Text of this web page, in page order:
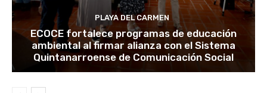
PLAYA DEL CARMEN
ECOCE fortalece programas de educación
ambiental al firmar alianza con el Sistema
Quintanarroense de Comunicación Social